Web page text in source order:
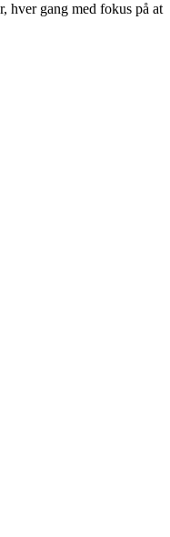
hver gang med fokus på at